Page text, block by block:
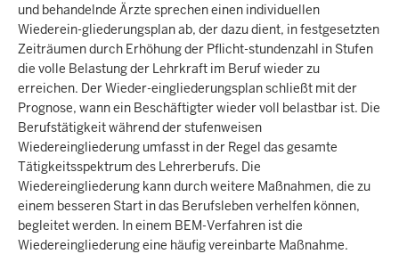
und behandelnde Ärzte sprechen einen individuellen
Wiederein-gliederungsplan ab, der dazu dient, in festgesetzten
Zeiträumen durch Erhöhung der Pflicht-stundenzahl in Stufen
die volle Belastung der Lehrkraft im Beruf wieder zu
erreichen. Der Wieder-eingliederungsplan schließt mit der
Prognose, wann ein Beschäftigter wieder voll belastbar ist. Die
Berufstätigkeit während der stufenweisen
Wiedereingliederung umfasst in der Regel das gesamte
Tätigkeitsspektrum des Lehrerberufs. Die
Wiedereingliederung kann durch weitere Maßnahmen, die zu
einem besseren Start in das Berufsleben verhelfen können,
begleitet werden. In einem BEM-Verfahren ist die
Wiedereingliederung eine häufig vereinbarte Maßnahme.